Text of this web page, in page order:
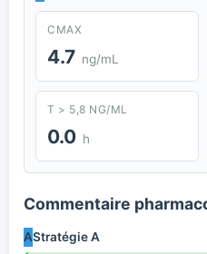
CMAX
4.7 ng/mL
T > 5,8 NG/ML
0.0 h
Commentaire
AStratégie A